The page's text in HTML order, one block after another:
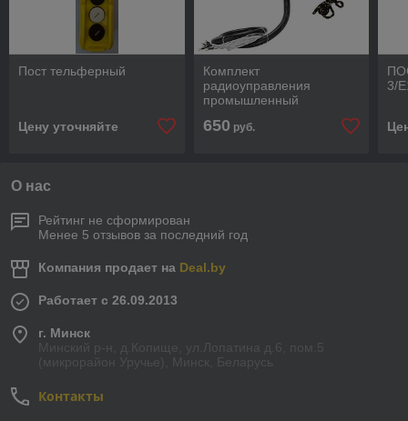
Пост тельферный
Цену уточняйте
Комплект
радиоуправления
промышленный
дистанционный F24-8D
для крана 2-х скоростной
650 руб.
3/
О нас
Рейтинг не сформирован
Менее 5 отзывов за последний год
Компания продает на Deal.by
Работает с 26.09.2013
г. Минск
Минский р-н, д.Копище, ул.Лопатина д.6, пом.5
(микрорайон Уручье), Минск, Беларусь
Контакты